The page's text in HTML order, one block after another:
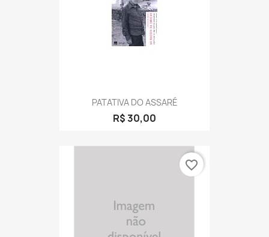
PATATIVA DO ASSARÉ
R$ 30,00
favorite_border